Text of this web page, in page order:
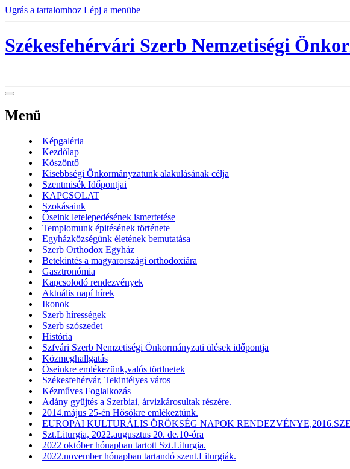
Ugrás a tartalomhoz Lépj a menübe
Székesfehérvári Szerb Nemzetiségi
Menü
Képgaléria
Kezdőlap
Köszöntő
Kisebbségi Önkormányzatunk alakulásának célja
Szentmisék Időpontjai
KAPCSOLAT
Szokásaink
Őseink letelepedésének ismertetése
Templomunk épitésének története
Egyházközségünk életének bemutatása
Szerb Orthodox Egyház
Betekintés a magyarországi orthodoxiára
Gasztronómia
Kapcsolodó rendezvények
Aktuális napí hírek
Ikonok
Szerb hírességek
Szerb szószedet
História
Szfvári Szerb Nemzetiségi Önkormányzati ülések időpontja
Közmeghallgatás
Öseinkre emlékezünk,valós törtlnetek
Székesfehérvár, Tekintélyes város
Kézműves Foglalkozás
Adány gyüjtés a Szerbiai, árvizkárosultak részére.
2014.május 25-én Hősökre emlékeztünk.
EUROPAI KULTURÁLIS ÖRÖKSÉG NAPOK
Szt.Liturgia, 2022.augusztus 20. de.10-óra
2022 október hónapban tartott Szt.Liturgia.
2022.november hónapban tartandó szent.Liturgiák.